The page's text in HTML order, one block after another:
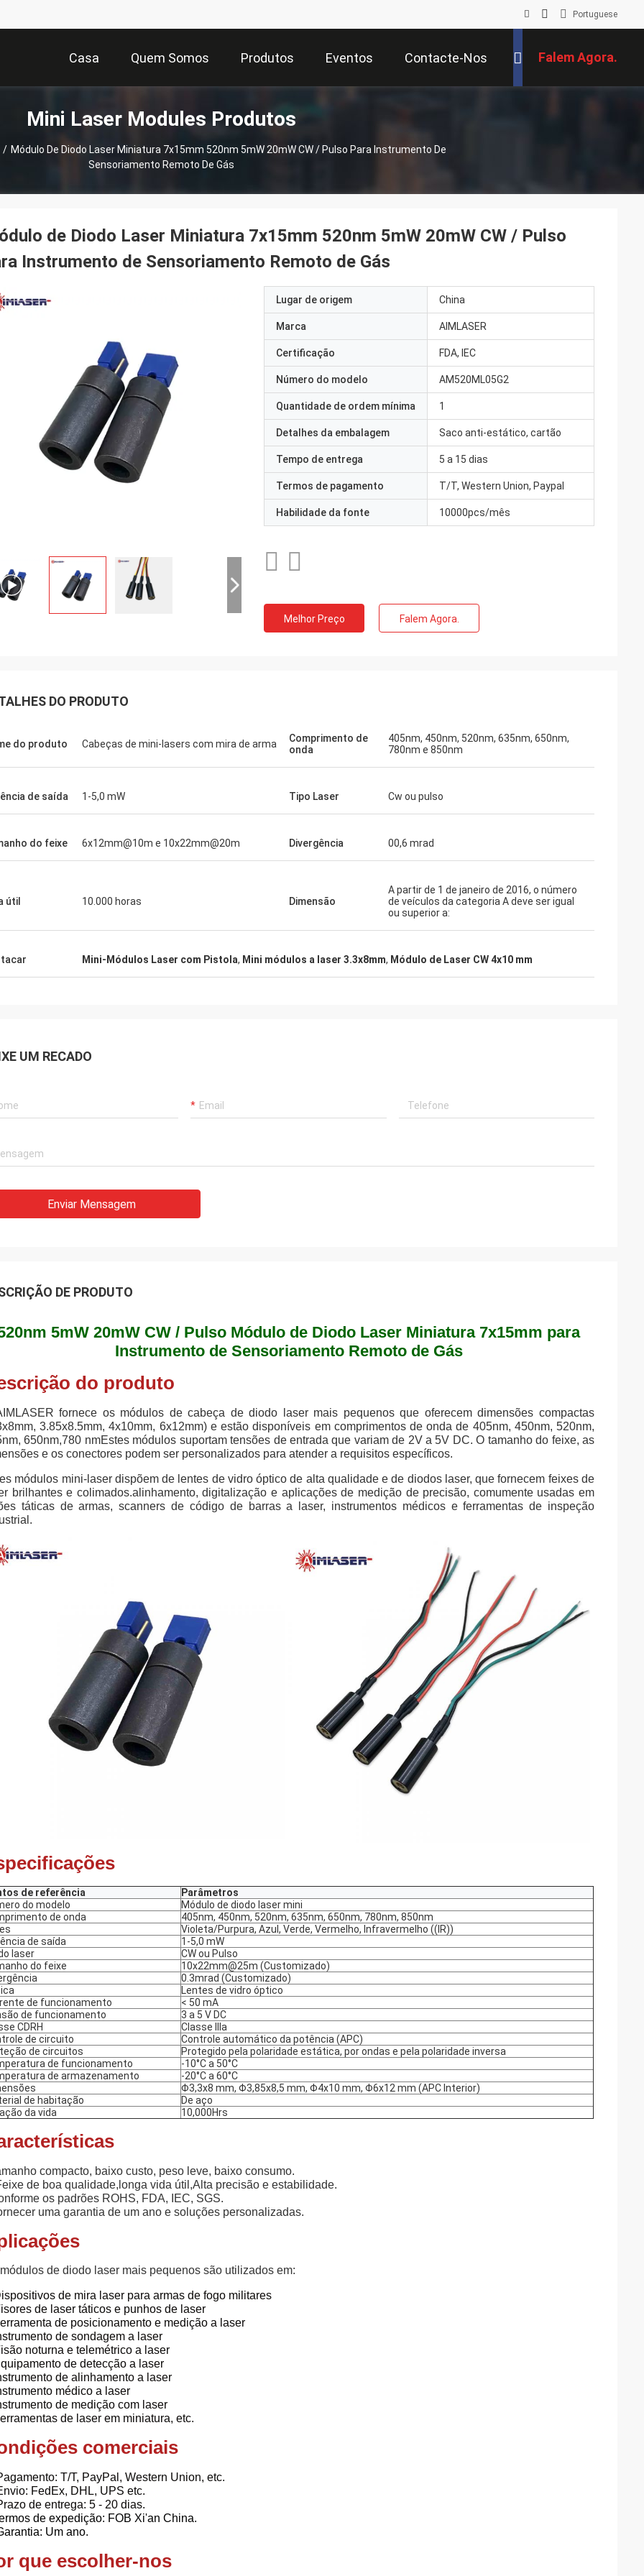
Portuguese
Casa Quem Somos Produtos Eventos Contacte-Nos Falem Agora.
Mini Laser Modules Produtos
/ Módulo De Diodo Laser Miniatura 7x15mm 520nm 5mW 20mW CW / Pulso Para Instrumento De
Sensoriamento Remoto De Gás
como
coisas menores que poderiam
ou melhoradas, mas eu vou
perfeitamente às minhas expectativas.
realmente impressionante... pode
definitivamente rivalizar com a EOTECH!
de Diodo Laser Miniatura 7x15mm 520nm 5mW 20mW CW / Pulso
Instrumento de Sensoriamento Remoto de Gás
Lugar de origem China
Marca AIMLASER
Certificação FDA, IEC
Número do modelo AM520ML05G2
Quantidade de ordem mínima 1
Detalhes da embalagem Saco anti-estático, cartão
Tempo de entrega 5 a 15 dias
Termos de pagamento T/T, Western Union, Paypal
Habilidade da fonte 10000pcs/mês
Melhor Preço Falem Agora.
DO PRODUTO
do produto Cabeças de mini-lasers com mira de arma
Comprimento de
onda
405nm, 450nm, 520nm, 635nm, 650nm,
780nm e 850nm
de saída 1-5,0 mW Tipo Laser Cw ou pulso
do feixe 6x12mm@10m e 10x22mm@20m Divergência 00,6 mrad
útil 10.000 horas Dimensão
A partir de 1 de janeiro de 2016, o número
de veículos da categoria A deve ser igual
ou superior a:
Mini-Módulos Laser com Pistola, Mini módulos a laser 3.3x8mm, Módulo de Laser CW 4x10 mm
UM RECADO
Enviar Mensagem
DE PRODUTO
5mW 20mW CW / Pulso Módulo de Diodo Laser Miniatura 7x15mm para
Instrumento de Sensoriamento Remoto de Gás
do produto
fornece os módulos de cabeça de diodo laser mais pequenos que oferecem dimensões compactas
3.85x8.5mm, 4x10mm, 6x12mm) e estão disponíveis em comprimentos de onda de 405nm, 450nm, 520nm,
650nm,780 nmEstes módulos suportam tensões de entrada que variam de 2V a 5V DC. O tamanho do feixe, as
e os conectores podem ser personalizados para atender a requisitos específicos.
módulos mini-laser dispõem de lentes de vidro óptico de alta qualidade e de diodos laser, que fornecem feixes de
brilhantes e colimados.alinhamento, digitalização e aplicações de medição de precisão, comumente usadas em
táticas de armas, scanners de código de barras a laser, instrumentos médicos e ferramentas de inspeção
de referência
Parâmetros
do modelo
Módulo de diodo laser mini
de onda
405nm, 450nm, 520nm, 635nm, 650nm, 780nm, 850nm
Violeta/Purpura, Azul, Verde, Vermelho, Infravermelho ((IR))
de saída
1-5,0 mW
laser
CW ou Pulso
do feixe
10x22mm@25m (Customizado)
0.3mrad (Customizado)
Lentes de vidro óptico
de funcionamento
< 50 mA
de funcionamento
3 a 5 V DC
CDRH
Classe IIIa
de circuito
Controle automático da potência (APC)
de circuitos
Protegido pela polaridade estática, por ondas e pela polaridade inversa
de funcionamento
-10°C a 50°C
de armazenamento
-20°C a 60°C
Φ3,3x8 mm, Φ3,85x8,5 mm, Φ4x10 mm, Φ6x12 mm (APC Interior)
de habitação
De aço
da vida
10,000Hrs
compacto, baixo custo, peso leve, baixo consumo.
de boa qualidade, longa vida útil,Alta precisão e estabilidade.
os padrões ROHS, FDA, IEC, SGS.
uma garantia de um ano e soluções personalizadas.
de diodo laser mais pequenos são utilizados em:
de mira laser para armas de fogo militares
de laser táticos e punhos de laser
de posicionamento e medição a laser
de sondagem a laser
noturna e telemétrico a laser
de detecção a laser
de alinhamento a laser
médico a laser
de medição com laser
de laser em miniatura, etc.
comerciais
T/T, PayPal, Western Union, etc.
FedEx, DHL, UPS etc.
de entrega: 5 - 20 dias.
de expedição: FOB Xi'an China.
Um ano.
que escolher-nos